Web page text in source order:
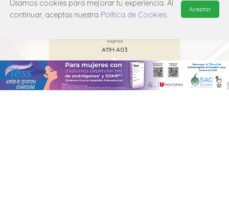
Siegfried
A11H A03
Usamos cookies para mejorar tu experiencia. Al
continuar, aceptas nuestra Política de Cookies.
Aceptar